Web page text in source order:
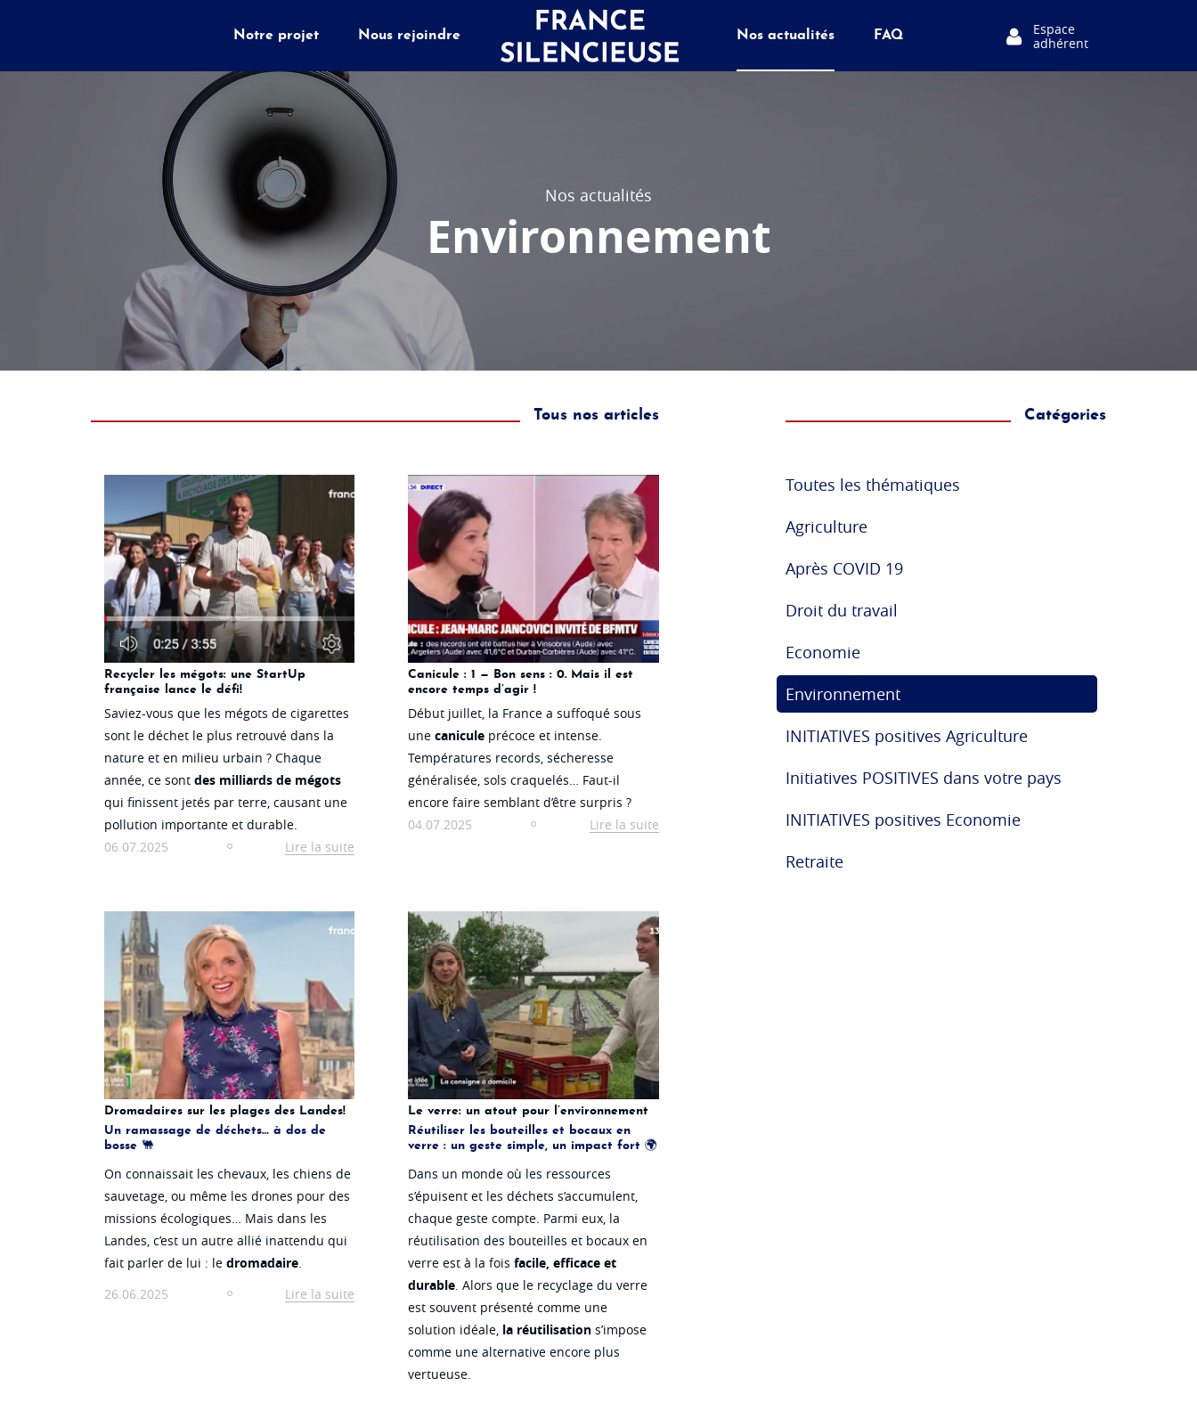
Notre projet Nous rejoindre Nos actualités FAQ
Espace
adhérent
Nos actualités
Environnement
Catégories
Toutes les thématiques
Agriculture
Après COVID 19
Droit du travail
Economie
Environnement
INITIATIVES positives Agriculture
Initiatives POSITIVES dans votre pays
INITIATIVES positives Economie
Retraite
Tous nos articles
Recycler les mégots: une StartUp
française lance le défi!
Saviez-vous que les mégots de cigarettes
sont le déchet le plus retrouvé dans la
nature et en milieu urbain ? Chaque
année, ce sont des milliards de mégots
qui finissent jetés par terre, causant une
pollution importante et durable.
06.07.2025
Lire la suite
Canicule : 1 — Bon sens : 0. Mais il est
encore temps d’agir !
Début juillet, la France a suffoqué sous
unecanicule précoce et intense.
Températures records, sécheresse
généralisée, sols craquelés… Faut-il
encore faire semblant d’être surpris ?
04.07.2025
Lire la suite
Dromadaires sur les plages des Landes!
Un ramassage de déchets… à dos de
bosse 🐫
On connaissait les chevaux, les chiens de
sauvetage, ou même les drones pour des
missions écologiques… Mais dans les
Landes, c’est un autre allié inattendu qui
fait parler de lui : le dromadaire.
26.06.2025
Lire la suite
Le verre: un atout pour l’environnement
Réutiliser les bouteilles et bocaux en
verre : un geste simple, un impact fort 🌍
Dans un monde où les ressources
s’épuisent et les déchets s’accumulent,
chaque geste compte. Parmi eux, la
réutilisation des bouteilles et bocaux en
verre est à la foisfacile, efficace et
durable. Alors que le recyclage du verre
est souvent présenté comme une
solution idéale, la réutilisation s’impose
comme une alternative encore plus
vertueuse.